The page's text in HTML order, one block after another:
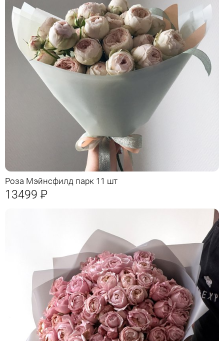
Роза Мэйнсфилд парк 11 шт
13499 Р